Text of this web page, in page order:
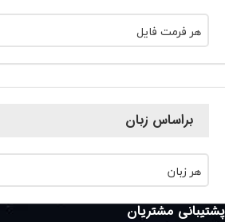
هر فرمت فایل
براساس زبان
هر زبان
پشتیبانی مشتریان